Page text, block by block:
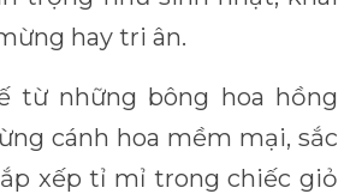
hay tri ân.
từ những bông hoa hồng
cánh hoa mềm mại, sắc
xếp tỉ mỉ trong chiếc giỏ